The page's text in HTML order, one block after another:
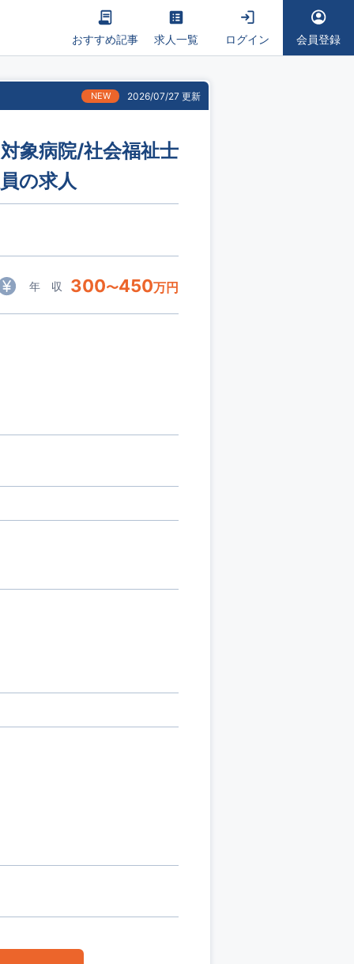
おすすめ記事 求人一覧 ログイン 会員登録
NEW 2026/07/27 更新
象病院/社会福祉士
の求人
年 収 300〜450万円